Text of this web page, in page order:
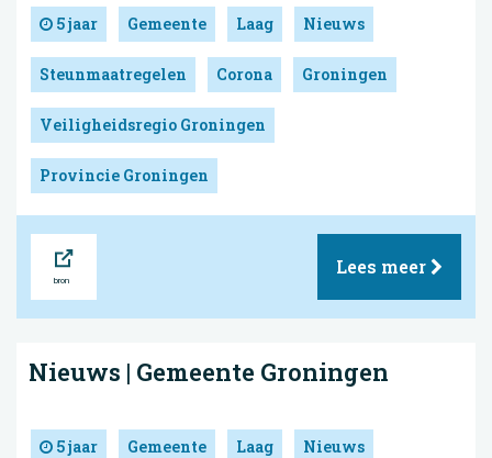
5 jaar Gemeente Laag Nieuws
Steunmaatregelen Corona Groningen
Veiligheidsregio Groningen
Provincie Groningen
Lees meer
Nieuws | Gemeente Groningen
5 jaar Gemeente Laag Nieuws